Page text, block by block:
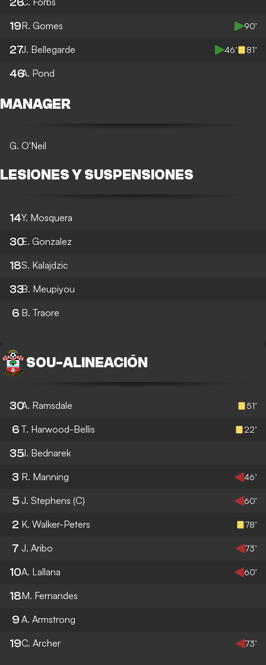
19R. Gomes 90’
27J. Bellegarde 46’ 81’
46A. Pond
MANAGER
G. O'Neil
LESIONES Y SUSPENSIONES
14Y. Mosquera
30E. Gonzalez
18S. Kalajdzic
33B. Meupiyou
6 B. Traore
SOU-ALINEACIÓN
30A. Ramsdale 51’
6 T. Harwood-Bellis 22’
35J. Bednarek
3 R. Manning 46’
5 J. Stephens (C) 60’
2 K. Walker-Peters 78’
7 J. Aribo 73’
10A. Lallana 60’
18M. Fernandes
9 A. Armstrong
19C. Archer 73’